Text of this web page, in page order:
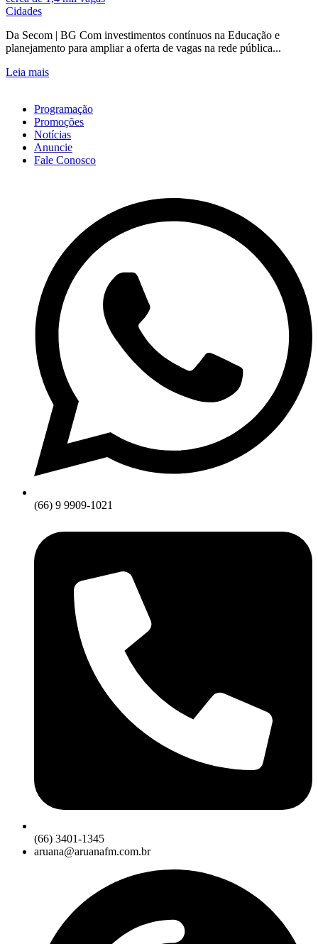
Cidades
Da Secom | BG Com investimentos contínuos na Educação e
planejamento para ampliar a oferta de vagas na rede pública...
Leia mais
Programação
Promoções
Notícias
Anuncie
Fale Conosco
(66) 9 9909-1021
(66) 3401-1345
aruana@aruanafm.com.br